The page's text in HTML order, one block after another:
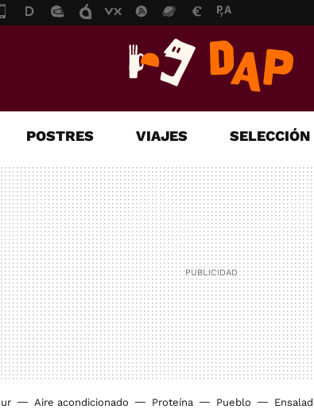
POSTRES VIAJES SELECCIÓN
Aire acondicionado Proteína Pueblo